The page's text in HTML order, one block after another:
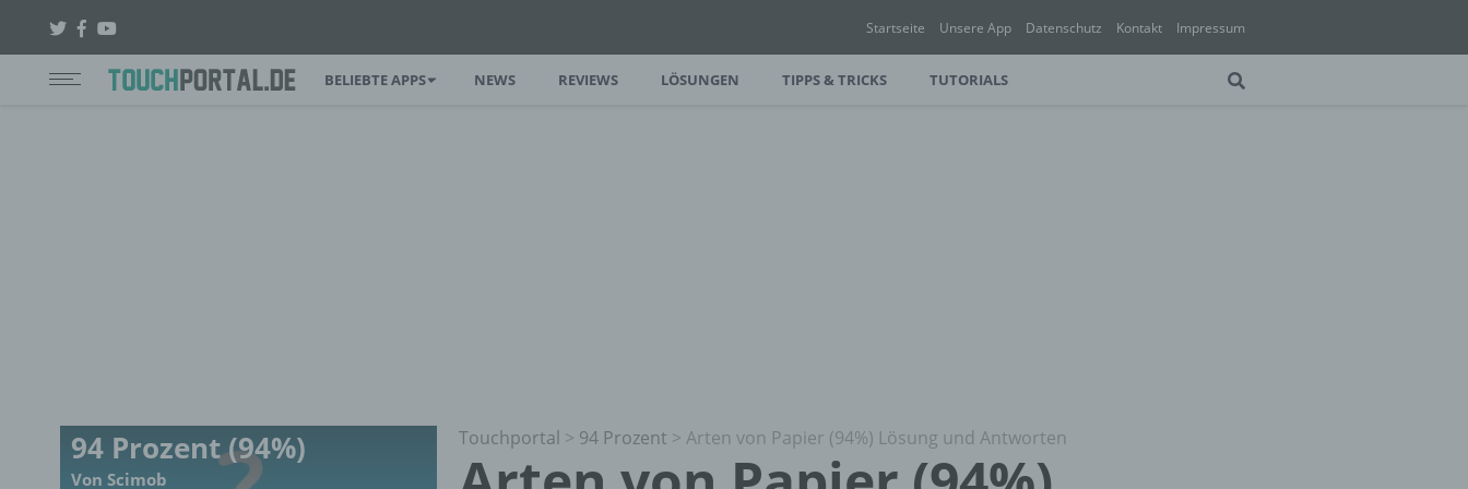
Startseite Unsere App Datenschutz Kontakt Impressum
BELIEBTE APPS NEWS REVIEWS LÖSUNGEN TIPPS & TRICKS TUTORIALS
Touchportal > 94 Prozent > Arten von Papier (94%) Lösung und Antworten
94 Prozent (94%)
Von Scimob